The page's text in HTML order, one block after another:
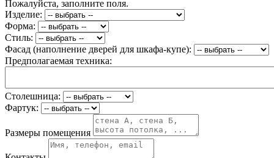
Пожалуйста, заполните поля.
Изделие:
Форма:
Стиль:
Фасад (наполнение дверей для шкафа-купе):
Предполагаемая техника:
Столешница:
Фартук:
Размеры помещения